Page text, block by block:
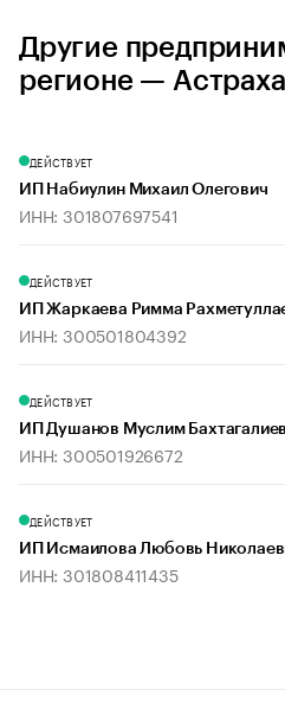
Другие
регионе —
ДЕЙСТВУЕТ
ИП Набиулин Михаил Олегович
ИНН: 301807697541
ДЕЙСТВУЕТ
ИП Жаркаева Римма
ИНН: 300501804392
ДЕЙСТВУЕТ
ИП Душанов Муслим
ИНН: 300501926672
ДЕЙСТВУЕТ
ИП Исмаилова Любовь
ИНН: 301808411435